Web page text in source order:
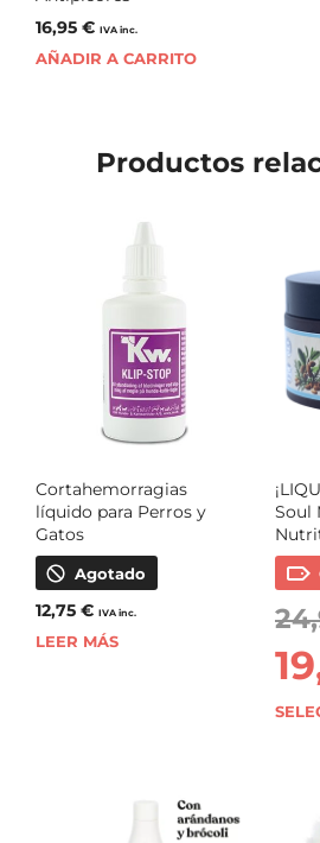
16,95 € IVA inc.
AÑADIR A CARRITO
Productos
Cortahemorragias
líquido para Perros y
Gatos
Agotado
12,75 € IVA inc.
LEER MÁS
Soul